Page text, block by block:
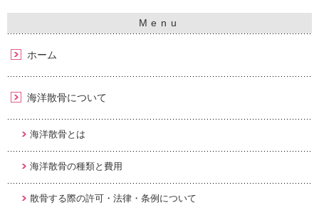
ホーム
海洋散骨について
海洋散骨とは
海洋散骨の種類と費用
散骨する際の許可・法律・条例について